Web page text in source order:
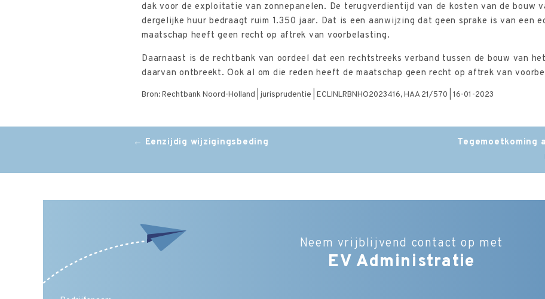
dak voor de exploitatie van zonnepanelen. De terugverdientijd van de kosten van de bouw
dergelijke huur bedraagt ruim 1.350 jaar. Dat is een aanwijzing dat geen sprake is van een
maatschap heeft geen recht op aftrek van voorbelasting.
Daarnaast is de rechtbank van oordeel dat een rechtstreeks verband tussen de bouw van
daarvan ontbreekt. Ook al om die reden heeft de maatschap geen recht op aftrek van
Bron: Rechtbank Noord-Holland | jurisprudentie | ECLINLRBNHO2023416, HAA 21/570 | 16-01-2023
navigation
← Eenzijdig wijzigingsbeding
Tegemoetkoming
Neem vrijblijvend contact op met
EV Administratie